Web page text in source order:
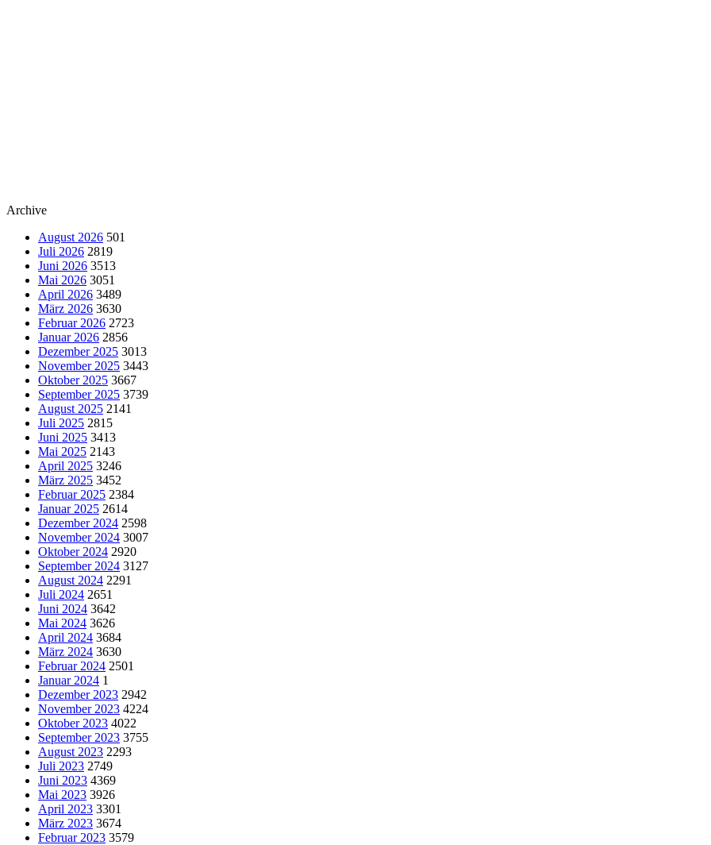
Archive
August 2026 501
Juli 2026 2819
Juni 2026 3513
Mai 2026 3051
April 2026 3489
März 2026 3630
Februar 2026 2723
Januar 2026 2856
Dezember 2025 3013
November 2025 3443
Oktober 2025 3667
September 2025 3739
August 2025 2141
Juli 2025 2815
Juni 2025 3413
Mai 2025 2143
April 2025 3246
März 2025 3452
Februar 2025 2384
Januar 2025 2614
Dezember 2024 2598
November 2024 3007
Oktober 2024 2920
September 2024 3127
August 2024 2291
Juli 2024 2651
Juni 2024 3642
Mai 2024 3626
April 2024 3684
März 2024 3630
Februar 2024 2501
Januar 2024 1
Dezember 2023 2942
November 2023 4224
Oktober 2023 4022
September 2023 3755
August 2023 2293
Juli 2023 2749
Juni 2023 4369
Mai 2023 3926
April 2023 3301
März 2023 3674
Februar 2023 3579